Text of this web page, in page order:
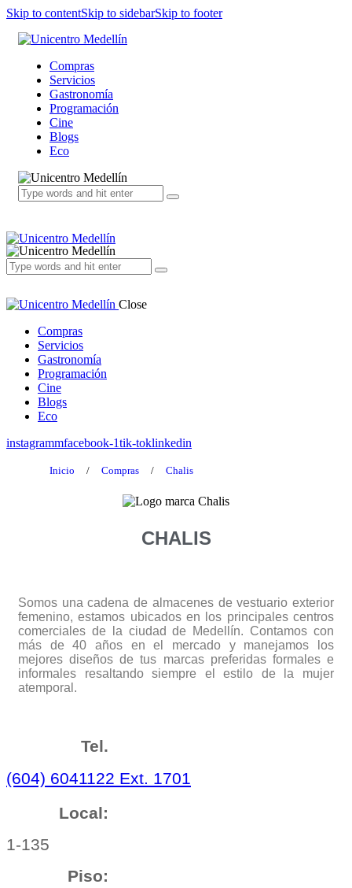
Skip to contentSkip to sidebarSkip to footer
Compras
Servicios
Gastronomía
Programación
Cine
Blogs
Eco
Close
Compras
Servicios
Gastronomía
Programación
Cine
Blogs
Eco
instagrammfacebook-1tik-toklinkedin
Inicio / Compras / Chalis
CHALIS
Somos una cadena de almacenes de vestuario exterior
femenino, estamos ubicados en los principales centros
comerciales de la ciudad de Medellín. Contamos con
más de 40 años en el mercado y manejamos los
mejores diseños de tus marcas preferidas formales e
informales resaltando siempre el estilo de la mujer
atemporal.
Tel.
(604) 6041122 Ext. 1701
Local:
1-135
Piso: